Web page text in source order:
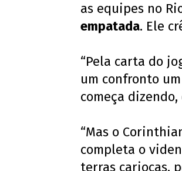
as equipes no
empatada. Ele
“Pela carta do
um confronto
começa
“Mas o
completa o
terras cariocas,